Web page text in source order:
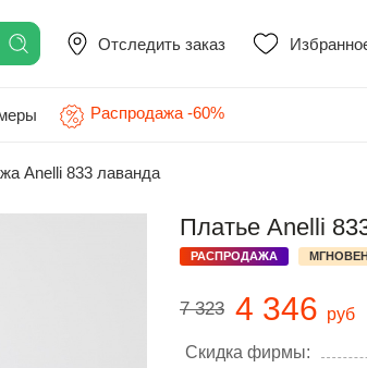
Отследить заказ
Распродажа -60%
Anelli 833 лаванда
Платье Anelli
РАСПРОДАЖА
7 323 4 346 руб
Скидка фирмы: